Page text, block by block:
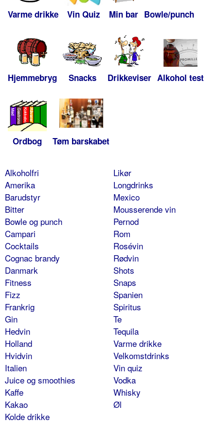
Varme drikke Vin Quiz Min bar Bowle/punch
Hjemmebryg Snacks Drikkeviser Alkohol test
Ordbog Tøm barskabet
Alkoholfri
Amerika
Barudstyr
Bitter
Bowle og punch
Campari
Cocktails
Cognac brandy
Danmark
Fitness
Fizz
Frankrig
Gin
Hedvin
Holland
Hvidvin
Italien
Juice og smoothies
Kaffe
Kakao
Kolde drikke
Likør
Longdrinks
Mexico
Mousserende vin
Pernod
Rom
Rosévin
Rødvin
Shots
Snaps
Spanien
Spiritus
Te
Tequila
Varme drikke
Velkomstdrinks
Vin quiz
Vodka
Whisky
Øl